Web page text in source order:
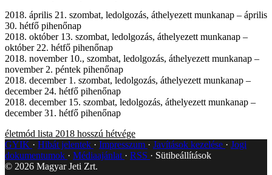
2018. április 21. szombat, ledolgozás, áthelyezett munkanap – április
30. hétfő pihenőnap
2018. október 13. szombat, ledolgozás, áthelyezett munkanap –
október 22. hétfő pihenőnap
2018. november 10., szombat, ledolgozás, áthelyezett munkanap –
november 2. péntek pihenőnap
2018. december 1. szombat, ledolgozás, áthelyezett munkanap –
december 24. hétfő pihenőnap
2018. december 15. szombat, ledolgozás, áthelyezett munkanap –
december 31. hétfő pihenőnap
életmód lista 2018 hosszú hétvége
GYIK
Hibát jelentek Impresszum Javítások kezelése
Jogi
dokumentumok
Médiaajánlat RSS
Sütibeállítások
© 2026 Magyar Jeti Zrt.